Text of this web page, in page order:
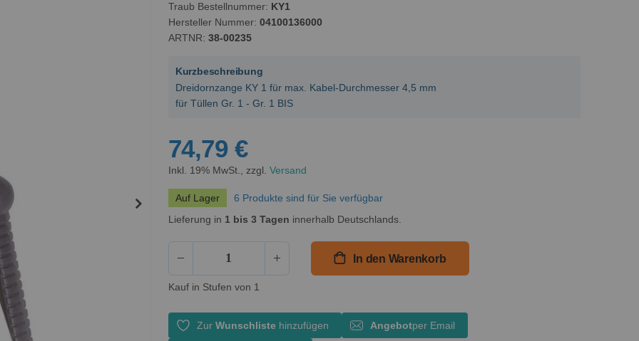
Traub Bestellnummer KY1
Hersteller Nummer 04100136000
ARTNR 38-00235
Kurzbeschreibung
Dreidornzange KY 1 für max. Kabel-Durchmesser 4,5 mm
für Tüllen Gr. 1 - Gr. 1 BIS
74,79 €
Inkl. 19% MwSt., zzgl. Versand
Auf Lager
6 Produkte sind für Sie verfügbar
Lieferung in 1 bis 3 Tagen innerhalb Deutschlands.
In den Warenkorb
Kauf in Stufen von 1
Zur Wunschlistehinzufügen Angebotper Email